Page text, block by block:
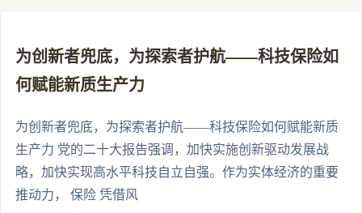
为创新者兜底，为探索者护航——科技保险如
何赋能新质生产力
为创新者兜底，为探索者护航——科技保险如何赋能新质
生产力 党的二十大报告强调，加快实施创新驱动发展战
略，加快实现高水平科技自立自强。作为实体经济的重要
推动力， 保险 凭借风